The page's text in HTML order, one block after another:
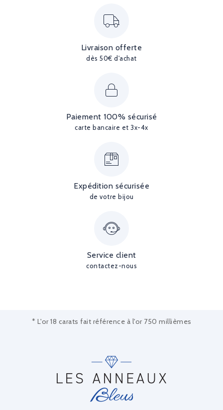
Livraison offerte
dès 50€ d'achat
Paiement 100% sécurisé
carte bancaire et 3x-4x
Expédition sécurisée
de votre bijou
Service client
contactez-nous
* L'or 18 carats fait référence à l'or 750 millièmes